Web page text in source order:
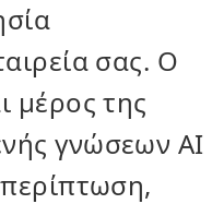
σας. Ο
μέρος της
γνώσεων AI